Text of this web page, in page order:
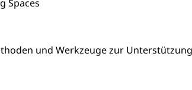
Spaces
und Werkzeuge zur